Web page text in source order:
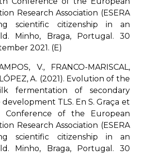
Research Association (ESERA
scientific citizenship in an
Minho, Braga, Portugal. 30
2021. (E)
V., FRANCO-MARISCAL,
A. (2021). Evolution of the
fermentation of secondary
TLS. En S. Graça et
Conference of the European
Research Association (ESERA
scientific citizenship in an
Minho, Braga, Portugal. 30